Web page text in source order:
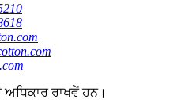
ਅਧਿਕਾਰ ਰਾਖਵੇਂ ਹਨ।